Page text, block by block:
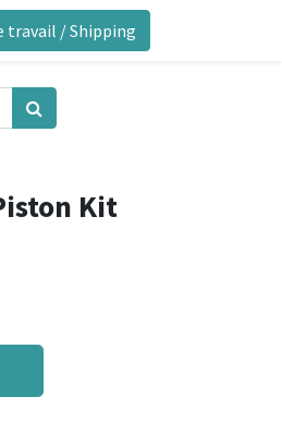
travail / Shipping
Kit